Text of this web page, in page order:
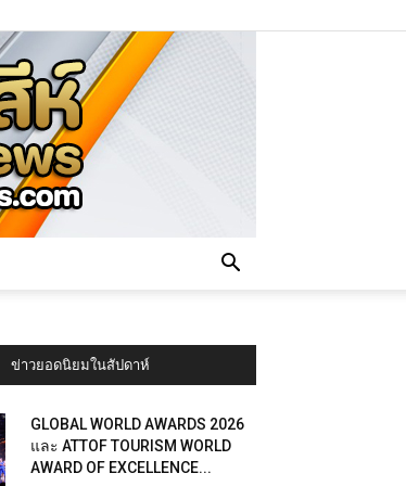
ข่าวยอดนิยมในสัปดาห์
GLOBAL WORLD AWARDS 2026
และ ATTOF TOURISM WORLD
AWARD OF EXCELLENCE...